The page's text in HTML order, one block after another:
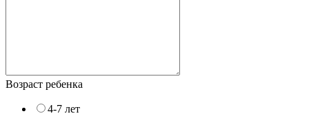
Возраст ребенка
4-7 лет